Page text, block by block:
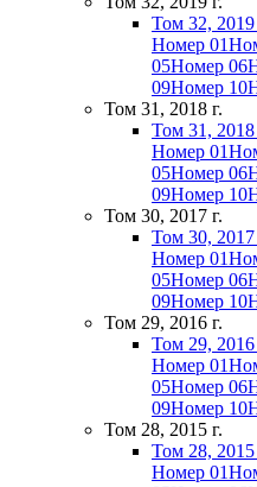
Том 32, 2019
Номер 01
05Номер 06
09Номер 10
Том 31, 2018 г.
Том 31, 2018
Номер 01
05Номер 06
09Номер 10
Том 30, 2017 г.
Том 30, 2017
Номер 01
05Номер 06
09Номер 10
Том 29, 2016 г.
Том 29, 2016
Номер 01
05Номер 06
09Номер 10
Том 28, 2015 г.
Том 28, 2015
Номер 01